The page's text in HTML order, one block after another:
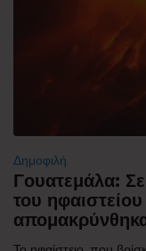
Δημοφιλή
Γουατεμάλα:
του